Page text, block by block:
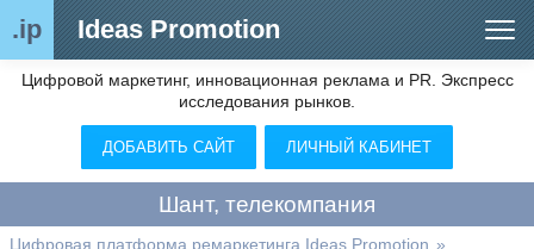
.ip Ideas Promotion
Сегменты рынка
Цифровой ремаркетинг (анализ рынка)
Видео
Цифровой маркетинг, инновационная реклама и PR. Экспресс
исследования рынков.
ДОБАВИТЬ САЙТ ЛИЧНЫЙ КАБИНЕТ
Шант, телекомпания
Цифровая платформа ремаркетинга Ideas Promotion »